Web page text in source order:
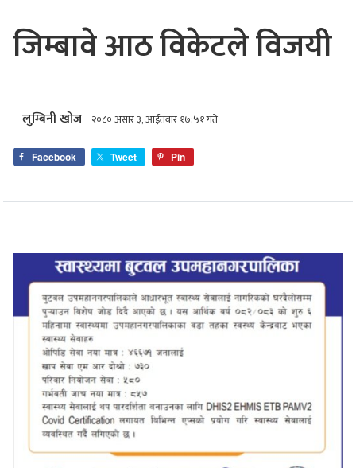
जिम्बावे आठ विकेटले विजयी
लुम्बिनी खोज २०८० असार ३, आईतवार १७:५१ गते
Facebook Tweet Pin